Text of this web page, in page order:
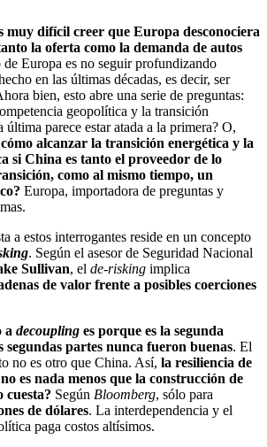
muy difícil creer que Europa desconociera
la oferta como la demanda de autos
Europa es no seguir profundizando
en las últimas décadas, es decir, ser
bien, esto abre una serie de preguntas:
geopolítica y la transición
última parece estar atada a la primera? O,
alcanzar la transición energética y la
si China es tanto el proveedor de lo
como al mismo tiempo, un
Europa, importadora de preguntas y
a estos interrogantes reside en un concepto
. Según el asesor de Seguridad Nacional
Sullivan, el de-risking implica
de valor frente a posibles coerciones
a decoupling es porque es la segunda
segundas partes nunca fueron buenas. El
no es otro que China. Así, la resiliencia de
es nada menos que la construcción de
cuesta? Según Bloomberg, sólo para
de dólares. La interdependencia y el
paga costos altísimos.